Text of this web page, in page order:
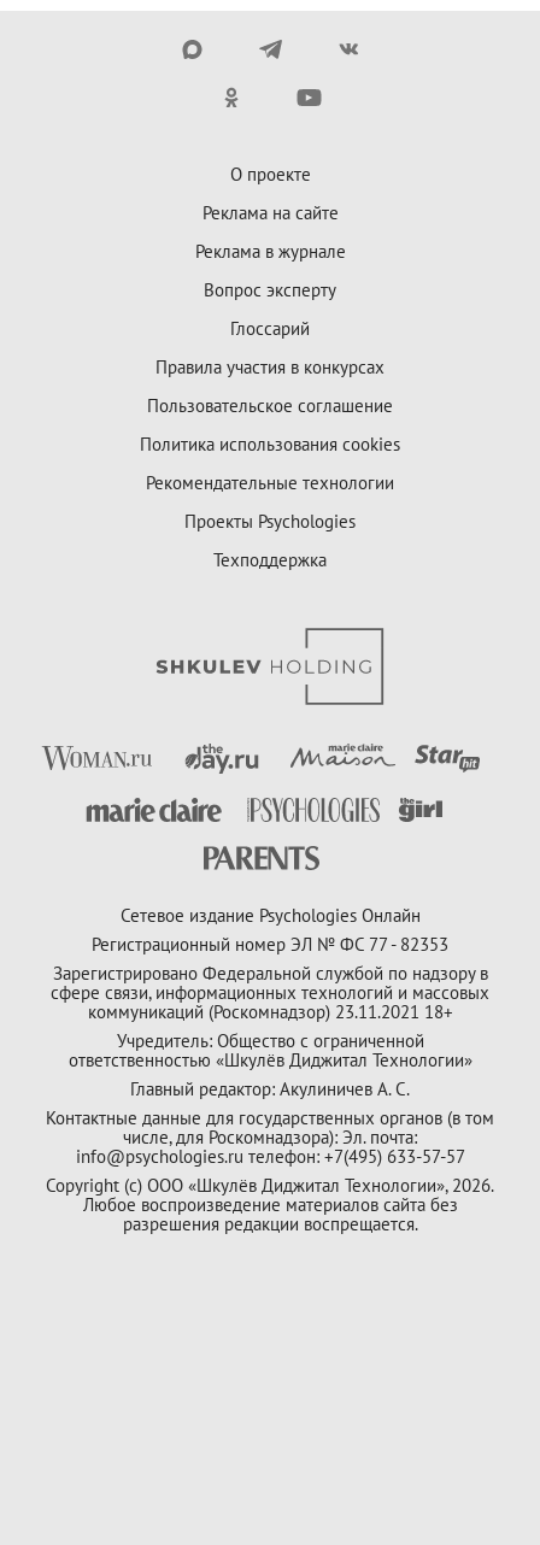
О проекте
Реклама на сайте
Реклама в журнале
Вопрос эксперту
Глоссарий
Правила участия в конкурсах
Пользовательское соглашение
Политика использования cookies
Рекомендательные технологии
Проекты Psychologies
Техподдержка
Сетевое издание Psychologies Онлайн
Регистрационный номер ЭЛ № ФС 77 - 82353
Зарегистрировано Федеральной службой по надзору в
сфере связи, информационных технологий и массовых
коммуникаций (Роскомнадзор) 23.11.2021 18+
Учредитель: Общество с ограниченной
ответственностью «Шкулёв Диджитал Технологии»
Главный редактор: Акулиничев А. С.
Контактные данные для государственных органов (в том
числе, для Роскомнадзора): Эл. почта:
info@psychologies.ru телефон: +7(495) 633-57-57
Copyright (с) ООО «Шкулёв Диджитал Технологии», 2026.
Любое воспроизведение материалов сайта без
разрешения редакции воспрещается.